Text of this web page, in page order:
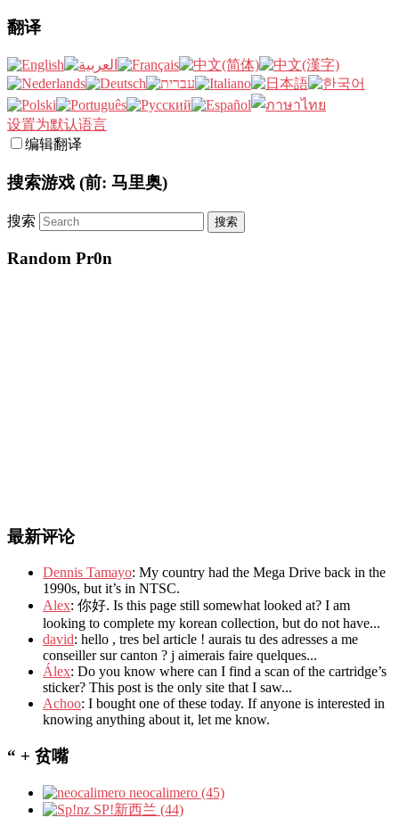
翻译
设置为默认语言
编辑翻译
搜索游戏 (前: 马里奥)
搜索
Random Pr0n
最新评论
Dennis Tamayo: My country had the Mega Drive back in the
1990s, but it’s in NTSC.
Alex: 你好. Is this page still somewhat looked at? I am
looking to complete my korean collection, but do not have...
david: hello , tres bel article ! aurais tu des adresses a me
conseiller sur canton ? j aimerais faire quelques...
Álex: Do you know where can I find a scan of the cartridge’s
sticker? This post is the only site that I saw...
Achoo: I bought one of these today. If anyone is interested in
knowing anything about it, let me know.
“ + 贫嘴
neocalimero (45)
SP!新西兰 (44)